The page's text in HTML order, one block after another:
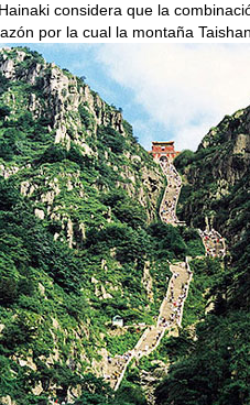
considera que la
por la cual la montaña